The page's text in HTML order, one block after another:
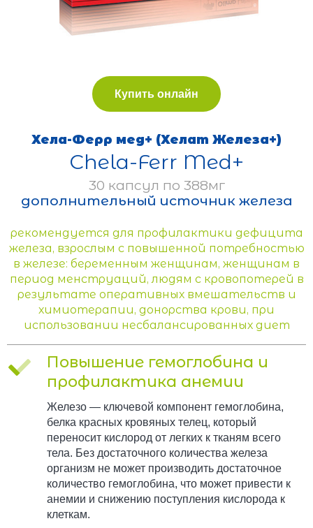
Купить онлайн
Хела-Ферр мед+ (Хелат Железа+)
Chela-Ferr Med+
30 капсул по 388мг
дополнительный источник железа
рекомендуется для профилактики дефицита
железа, взрослым с повышенной потребностью
в железе: беременным женщинам, женщинам в
период менструаций, людям с кровопотерей в
результате оперативных вмешательств и
химиотерапии, донорства крови, при
использовании несбалансированных диет
Повышение гемоглобина и
профилактика анемии
Железо — ключевой компонент гемоглобина,
белка красных кровяных телец, который
переносит кислород от легких к тканям всего
тела. Без достаточного количества железа
организм не может производить достаточное
количество гемоглобина, что может привести к
анемии и снижению поступления кислорода к
клеткам.